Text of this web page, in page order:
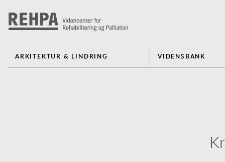
ARKITEKTUR & LINDRING VIDENSBANK